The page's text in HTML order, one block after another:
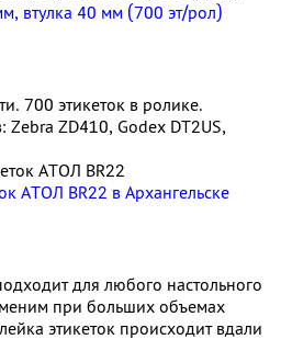
втулка 40 мм (700 эт/рол)
700 этикеток в ролике.
Zebra ZD410, Godex DT2US,
АТОЛ BR22 в Архангельске
для любого настольного
при больших объемах
этикеток происходит вдали